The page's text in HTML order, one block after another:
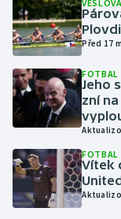
Jezdectví
Judo
Krasobruslení
Lyže a
Moderní pětiboj
Před 17
FOTBAL
Jeho
zní
FOTBAL
Vítek